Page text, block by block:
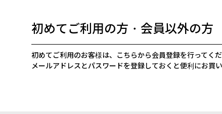
初めてご利用の方・会員以外の方
初めてご利用のお客様は、こちらから会員登録を行ってくだ
メールアドレスとパスワードを登録しておくと便利にお買